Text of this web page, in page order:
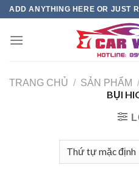
Chuyển
phần
ADD ANYTHING HERE OR JUST
TRANG CHỦ / SẢN PHẨM /
BỤI